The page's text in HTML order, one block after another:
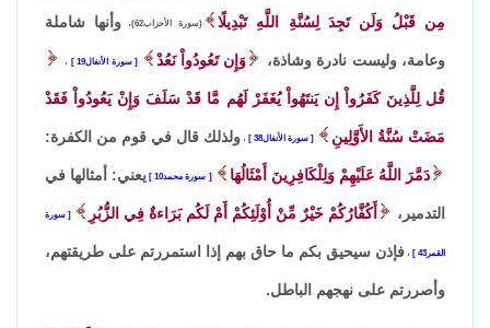
مِن قَبْلُ وَلَن تَجِدَ لِسُنَّةِ اللَّهِ تَبْدِيلًا (سورة الأحزاب62) ، وأنها شاملة
وعامة، وليست نادرة وشاذة، وَإِن تَعُودُواْ نَعُدْ سورة الأنفال19 ،
قُل لِلَّذِينَ كَفَرُواْ إِن يَنتَهُواْ يُغَفَرْ لَهُم مَّا قَدْ سَلَفَ وَإِنْ يَعُودُواْ فَقَدْ
مَضَتْ سُنَّةُ الأَوَّلِينِ سورة الأنفال38 ، ولذلك قال في قوم من الكفرة:
دَمَّرَ اللَّهُ عَلَيْهِمْ وَلِلْكَافِرِينَ أَمْثَالُهَا سورة محمد10 يعني: أمثالها في
التدمير، أَكُفَّارُكُمْ خَيْرٌ مِّنْ أُوْلَئِكُمْ أَمْ لَكُم بَرَاءةٌ فِي الزُّبُرِ سورة
القمر43 ، فإذن سيحيق بكم ما حاق بهم إذا استمررتم على طريقتهم،
وأصررتم على نهجهم الباطل.